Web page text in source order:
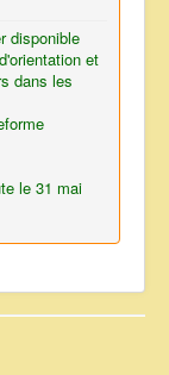
disponible
et
dans les
le 31 mai